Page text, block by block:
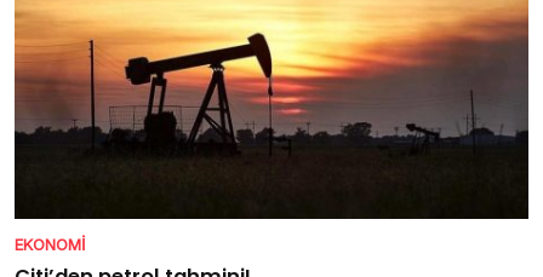
EKONOMI